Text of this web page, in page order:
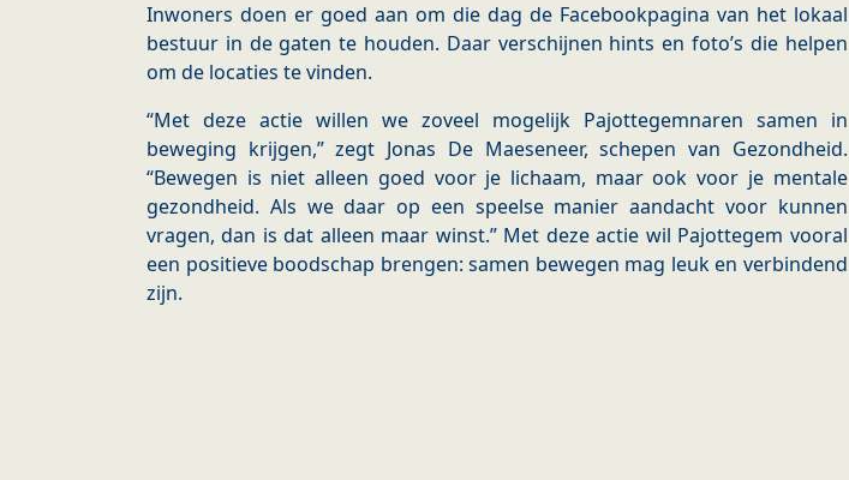
Inwoners doen er goed aan om die dag de Facebookpagina van het lokaal
bestuur in de gaten te houden. Daar verschijnen hints en foto’s die helpen
om de locaties te vinden.
“Met deze actie willen we zoveel mogelijk Pajottegemnaren samen in
beweging krijgen,” zegt Jonas De Maeseneer, schepen van Gezondheid.
“Bewegen is niet alleen goed voor je lichaam, maar ook voor je mentale
gezondheid. Als we daar op een speelse manier aandacht voor kunnen
vragen, dan is dat alleen maar winst.” Met deze actie wil Pajottegem vooral
een positieve boodschap brengen: samen bewegen mag leuk en verbindend
zijn.